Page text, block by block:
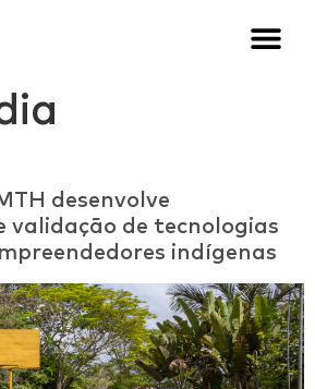
desenvolve
validação de tecnologias
indígenas